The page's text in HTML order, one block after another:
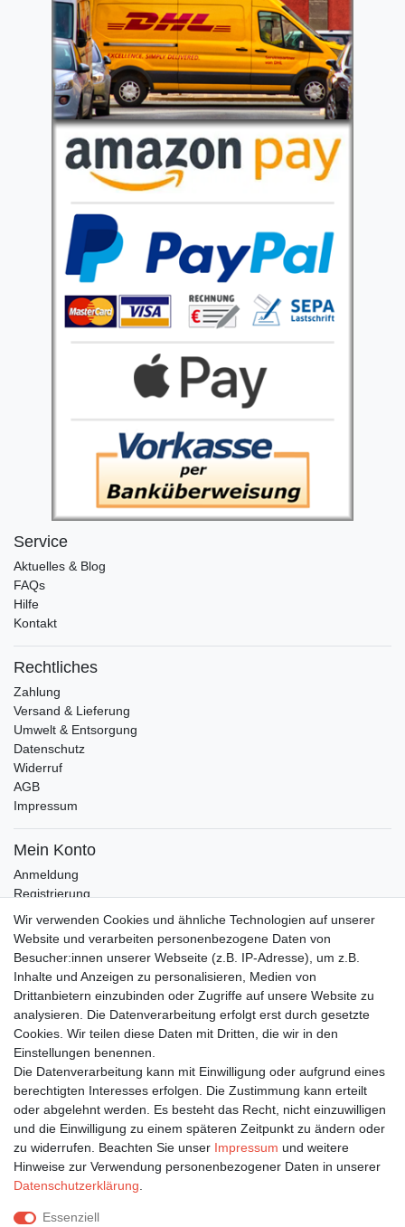
Service
Aktuelles & Blog
FAQs
Hilfe
Kontakt
Rechtliches
Zahlung
Versand & Lieferung
Umwelt & Entsorgung
Datenschutz
Widerruf
AGB
Impressum
Mein Konto
Anmeldung
Registrierung
Wunschliste
Warenkorb
Bleiben Sie auf dem Laufenden ...
E-MAIL **
Newsletter
Honig
Hiermit bestätige ich, dass ich die
Einwilligung kann ich jederzeit widerrufen.**
Abonnieren
** Hierbei handelt es sich um ein Pflichtfeld.
Wir verwenden Cookies und ähnliche Technologien auf unserer
Website und verarbeiten personenbezogene Daten von
Besucher:innen unserer Webseite (z.B. IP-Adresse), um z.B.
Inhalte und Anzeigen zu personalisieren, Medien von
Drittanbietern einzubinden oder Zugriffe auf unsere Website zu
analysieren. Die Datenverarbeitung erfolgt erst durch gesetzte
Cookies. Wir teilen diese Daten mit Dritten, die wir in den
Einstellungen benennen.
Die Datenverarbeitung kann mit Einwilligung oder aufgrund eines
berechtigten Interesses erfolgen. Die Zustimmung kann erteilt
oder abgelehnt werden. Es besteht das Recht, nicht einzuwilligen
und die Einwilligung zu einem späteren Zeitpunkt zu ändern oder
zu widerrufen. Beachten Sie unser Impressum und weitere
Hinweise zur Verwendung personenbezogener Daten in unserer
Daten­schutz­erklärung
Essenziell